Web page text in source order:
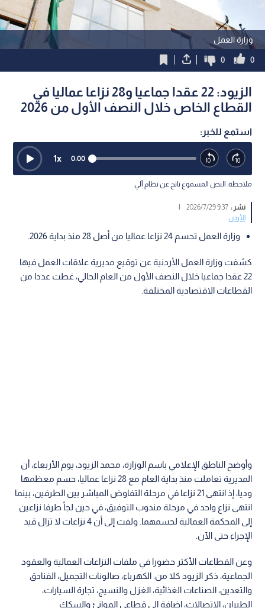
وزارة العمل
0
0
الزيود: 22 عقدا جماعيا و28 نزاعا عماليا في
القطاع الخاص خلال النصف الأول من 2026
استمع للخبر:
0:00
1x
ملاحظة: النص المسموع ناتج عن نظام آلي
نشر :9:37 2026/7/29
|
الأردن
وزارة العمل تحسم 24 نزاعا عماليا من أصل 28 منذ بداية 2026.
كشفت وزارة العمل الأردنية عن توقيع مديرية علاقات العمل فيها
22 عقدا جماعيا خلال النصف الأول من العام الحالي، غطت عددا من
القطاعات الاقتصادية المختلفة.
وأوضح الناطق الإعلامي باسم الوزارة، محمد الزيود، يوم الأربعاء، أن
المديرية تعاملت منذ بداية العام مع 28 نزاعا عماليا، حسم معظمها
وديا، إذ انتهى 21 نزاعا في مرحلة التفاوض المباشر بين الطرفين، بينما
انتهى نزاع واحد في مرحلة مندوب التوفيق، في حين لجأ طرفا نزاعين
إلى المحكمة العمالية لحسمهما. ولفت إلى أن 4 نزاعات لا تزال قيد
الإجراء حتى الآن.
وعن القطاعات الأكثر حضورا في ملفات النزاعات العمالية والعقود
الجماعية، ذكر الزيود كلا من: الكهرباء، صالونات التجميل، الفنادق
والتعدين، الصناعات الغذائية، الغزل والنسيج، تجارة السيارات،
الطيران، الاتصالات، إضافة إلى قطاعي الموانئ والسكك